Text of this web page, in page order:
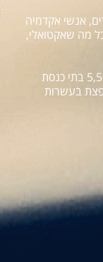
אנשי אקדמיה
מה שאקטואלי,
השבועון מופץ בעשרות אלפי עותקים בכ-5,500 בתי כנסת
בעשרות